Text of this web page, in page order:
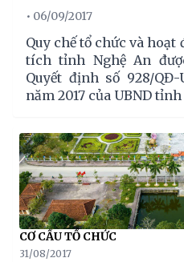
• 06/09/2017
Quy chế tổ chức và hoạt
tích tỉnh Nghệ An
Quyết định số 928/
năm 2017 của UBND
CƠ CẤU TỔ CHỨC
31/08/2017